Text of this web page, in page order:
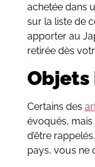
achetée dans
sur la liste de
apporter au
retirée dès
Certains des
évoqués, mais
d’être
pays, vous ne